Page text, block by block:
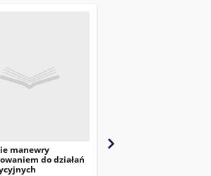
manewry
do działań